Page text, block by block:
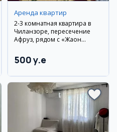
Аренда квартир
2-3 комнатная квартира в
Чиланзоре, пересечение
Афруз, рядом с «Жаҳон
500 y.e